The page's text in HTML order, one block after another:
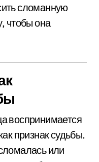
сломанную
чтобы она
воспринимается
признак судьбы.
или